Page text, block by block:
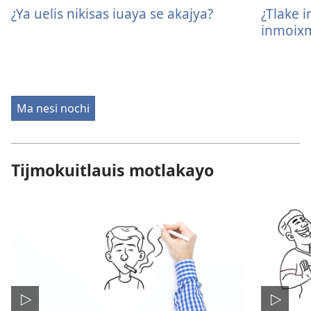
¿Ya uelis nikisas iuaya se akajya?
¿Tlake
Ma nesi nochi
Tijmokuitlauis motlakayo